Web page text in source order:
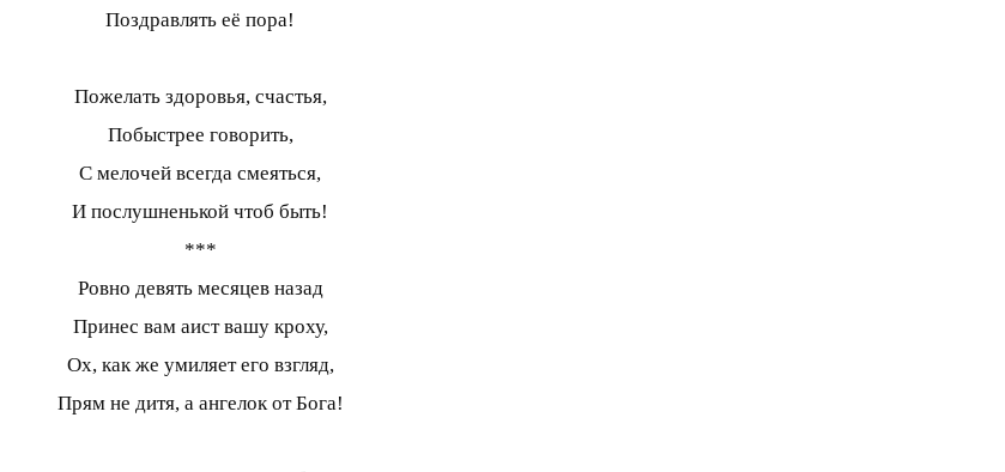
Поздравлять её пора!
Пожелать здоровья, счастья,
Побыстрее говорить,
С мелочей всегда смеяться,
И послушненькой чтоб быть!
***
Ровно девять месяцев назад
Принес вам аист вашу кроху,
Ох, как же умиляет его взгляд,
Прям не дитя, а ангелок от Бога!